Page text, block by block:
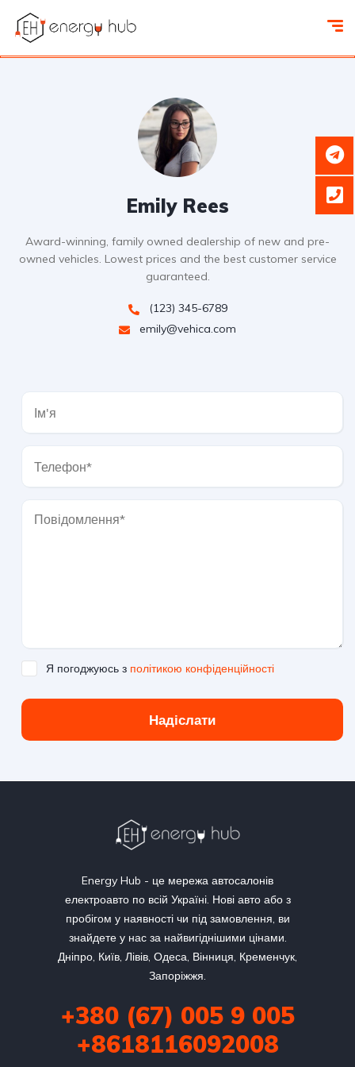
Emily Rees
Award-winning, family owned dealership of new and pre-
owned vehicles. Lowest prices and the best customer service
guaranteed.
(123) 345-6789
emily@vehica.com
Я погоджуюсь з політикою конфіденційності
Надіслати
Energy Hub - це мережа автосалонів
електроавто по всій Україні. Нові авто або з
пробігом у наявності чи під замовлення, ви
знайдете у нас за найвигіднішими цінами.
Дніпро, Київ, Лівів, Одеса, Вінниця, Кременчук,
Запоріжжя.
+380 (67) 005 9 005
+8618116092008